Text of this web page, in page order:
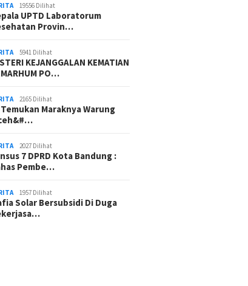
19556 Dilihat
UPTD Laboratorum
Provin…
5941 Dilihat
KEJANGGALAN KEMATIAN
PO…
2165 Dilihat
Maraknya Warung
2027 Dilihat
7 DPRD Kota Bandung :
Pembe…
1957 Dilihat
Solar Bersubsidi Di Duga